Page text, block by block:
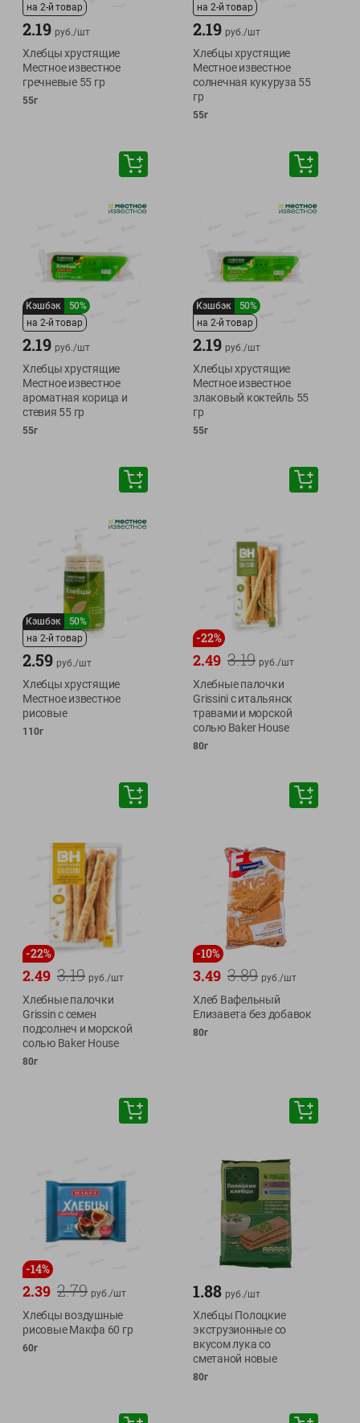
на 2-й товар
2.19 руб./шт
Хлебцы хрустящие
Местное известное
гречневые 55 гр
55г
на 2-й товар
2.19 руб./шт
Хлебцы хрустящие
Местное известное
солнечная кукуруза 55
гр
55г
Кэшбэк
50%
на 2-й товар
2.19 руб./шт
Хлебцы хрустящие
Местное известное
ароматная корица и
стевия 55 гр
55г
Кэшбэк
50%
на 2-й товар
2.19 руб./шт
Хлебцы хрустящие
Местное известное
злаковый коктейль 55
гр
55г
Кэшбэк
50%
на 2-й товар
2.59 руб./шт
Хлебцы хрустящие
Местное известное
рисовые
110г
-22%
3.19
2.49 руб./шт
Хлебные палочки
Grissini с итальянск
травами и морской
солью Baker House
80г
-22%
3.19
2.49 руб./шт
Хлебные палочки
Grissin с семен
подсолнеч и морской
солью Baker House
80г
-10%
3.89
3.49 руб./шт
Хлеб Вафельный
Елизавета без добавок
80г
-14%
2.79
2.39 руб./шт
Хлебцы воздушные
рисовые Макфа 60 гр
60г
1.88 руб./шт
Хлебцы Полоцкие
экструзионные со
вкусом лука со
сметаной новые
80г